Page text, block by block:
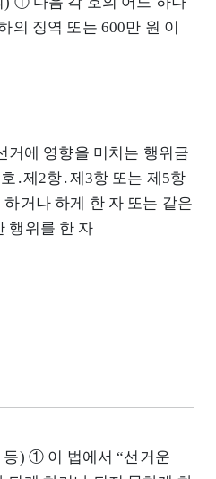
의 징역 또는 600만 원 이
거에 영향을 미치는 행위금
․제2항․제3항 또는 제5항
거나 하게 한 자 또는 같은
행위를 한 자
) ① 이 법에서 “선거운